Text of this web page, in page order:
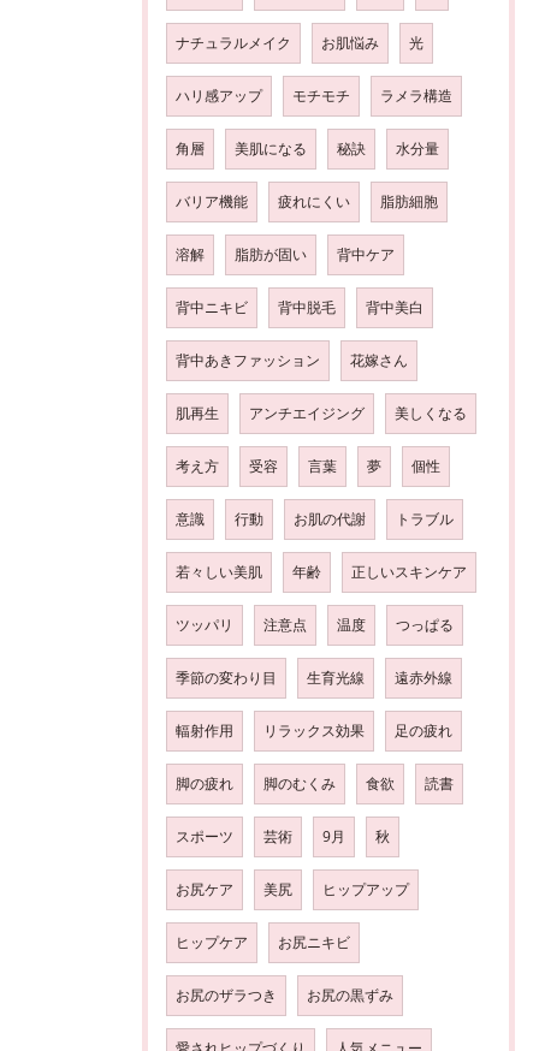
ナチュラルメイク お肌悩み 光
ハリ感アップ モチモチ ラメラ構造
角層 美肌になる 秘訣 水分量
バリア機能 疲れにくい 脂肪細胞
溶解 脂肪が固い 背中ケア
背中ニキビ 背中脱毛 背中美白
背中あきファッション 花嫁さん
肌再生 アンチエイジング 美しくなる
考え方 受容 言葉 夢 個性
意識 行動 お肌の代謝 トラブル
若々しい美肌 年齢 正しいスキンケア
ツッパリ 注意点 温度 つっぱる
季節の変わり目 生育光線 遠赤外線
輻射作用 リラックス効果 足の疲れ
脚の疲れ 脚のむくみ 食欲 読書
スポーツ 芸術 9月 秋
お尻ケア 美尻 ヒップアップ
ヒップケア お尻ニキビ
お尻のザラつき お尻の黒ずみ